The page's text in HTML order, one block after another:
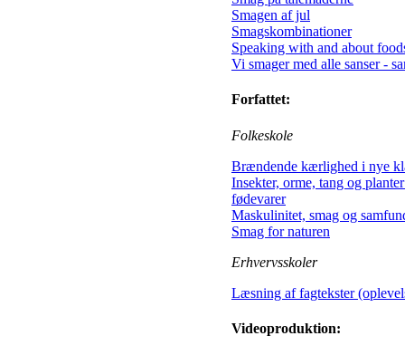
Smagen af jul
Smagskombinationer
Speaking with and about
Vi smager med alle sanser -
Forfattet:
Folkeskole
Brændende kærlighed i nye
Insekter, orme, tang og
fødevarer​
Maskulinitet, smag og
Smag for naturen
Erhvervsskoler
Læsning af fagtekster
Videoproduktion: